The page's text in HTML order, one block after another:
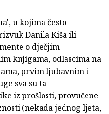
u kojima često
Danila Kiša ili
o dječjim
knjigama, odlascima na
prvim ljubavnim i
sva su ta
iz prošlosti, provučene
(nekada jednog ljeta,